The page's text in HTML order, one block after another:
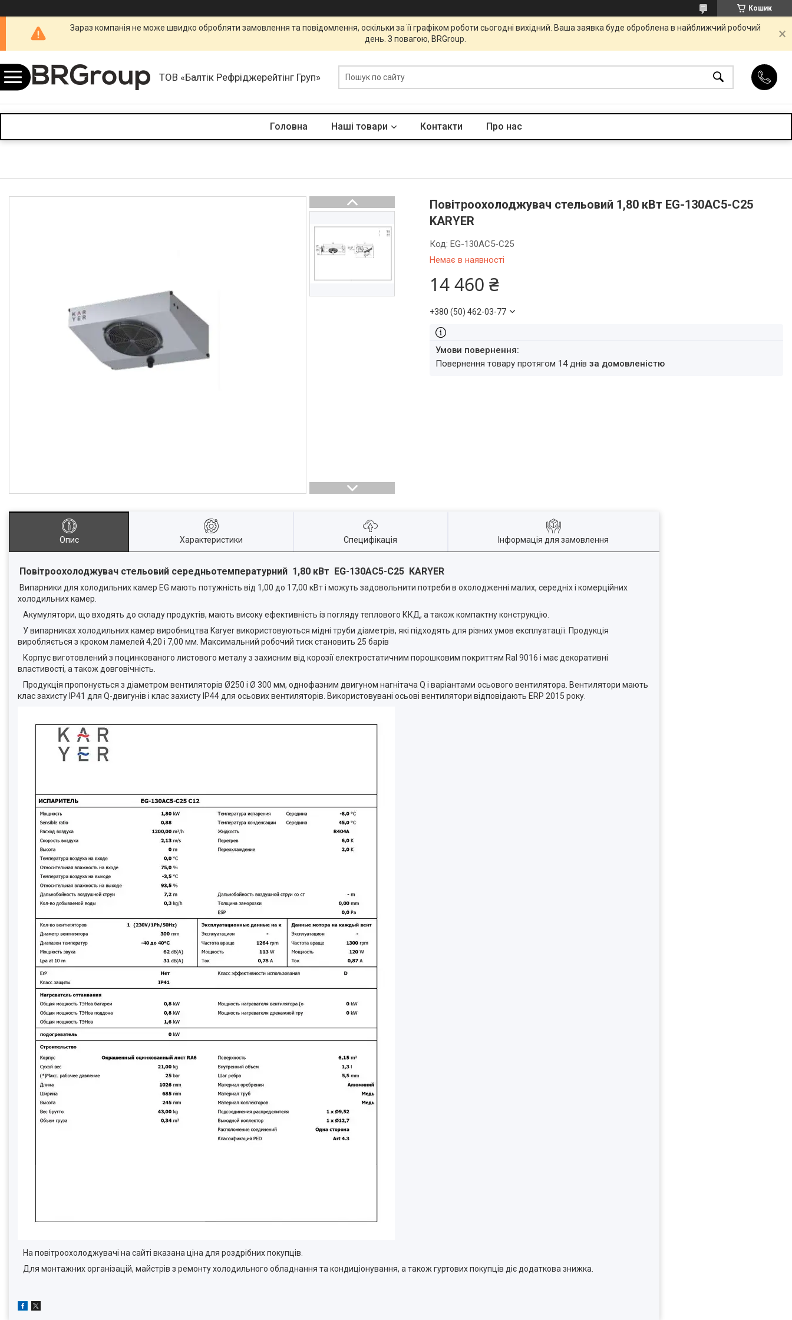
Кошик
Зараз компанія не може швидко обробляти замовлення та повідомлення, оскільки за її графіком роботи сьогодні вихідний. Ваша заявка буде оброблена в найближчий робочий
день. З повагою, BRGroup.
ТОВ «Балтік Рефріджерейтінг Груп»
Головна Наші товари Контакти Про нас
Повітроохолоджувач стельовий 1,80 кВт EG-130AC5-C25
KARYER
Немає в наявності
Код:EG-130AC5-C25
14 460 ₴
+380 (50) 462-03-77
повернення товару протягом 14 днівза домовленістю
Опис Характеристики Специфікація Інформація для замовлення
Повітроохолоджувач стельовий середньотемпературний 1,80 кВт EG-130AC5-C25 KARYER
Випарники для холодильних камер EG мають потужність від 1,00 до 17,00 кВт і можуть задовольнити потреби в охолодженні малих, середніх і комерційних
холодильних камер.
Акумулятори, що входять до складу продуктів, мають високу ефективність із погляду теплового ККД, а також компактну конструкцію.
У випарниках холодильних камер виробництва Karyer використовуються мідні труби діаметрів, які підходять для різних умов експлуатації. Продукція
виробляється з кроком ламелей 4,20 і 7,00 мм. Максимальний робочий тиск становить 25 барів
Корпус виготовлений з поцинкованого листового металу з захисним від корозії електростатичним порошковим покриттям Ral 9016 і має декоративні
властивості, а також довговічність.
Продукція пропонується з діаметром вентиляторів Ø250 і Ø 300 мм, однофазним двигуном нагнітача Q і варіантами осьового вентилятора. Вентилятори мають
клас захисту IP41 для Q-двигунів і клас захисту IP44 для осьових вентиляторів. Використовувані осьові вентилятори відповідають ERP 2015 року.
На повітроохолоджувачі на сайті вказана ціна для роздрібних покупців.
Для монтажних організацій, майстрів з ремонту холодильного обладнання та кондиціонування, а також гуртових покупців діє додаткова знижка.